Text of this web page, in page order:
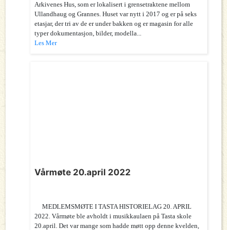
Arkivenes Hus, som er lokalisert i grensetraktene mellom
Ullandhaug og Grannes. Huset var nytt i 2017 og er på seks
etasjar, der tri av de er under bakken og er magasin for alle
typer dokumentasjon, bilder, modella...
Les Mer
Vårmøte 20.april 2022
MEDLEMSMØTE I TASTA HISTORIELAG 20. APRIL
2022. Vårmøte ble avholdt i musikkaulaen på Tasta skole
20.april. Det var mange som hadde møtt opp denne kvelden,